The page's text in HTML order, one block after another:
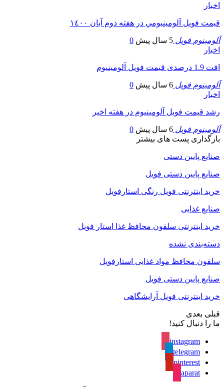
اخبار
قيمت فويل آلومينيومي در هفته دوم آبان ١٤٠٠
آلومینوم فویل 5 سال پیش
0
اخبار
افت 1.9 درصدی قیمت فویل آلومینیوم
آلومینوم فویل 6 سال پیش
0
اخبار
رشد قیمت فویل آلومینیوم در هفته اخیر
آلومینوم فویل 6 سال پیش
0
بارگذاری پست های بیشتر
صنایع پایین دستی
صنایع پایین دستی فویل
خرید اینترنتی فویل رنگی استارفویل
صنایع غذایی
خرید اینترنتی سلفون محافظ غذا استار فویل
دسته‌بندی نشده
سلفون محافظ مواد غذایی استارفویل
صنایع پایین دستی فویل
خرید اینترنتی فویل آرایشگاهی
قبلی بعدی
ما را دنبال کنید!
instagram
telegram
pinterest
aparat